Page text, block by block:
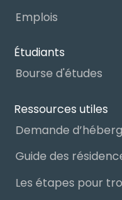
Emplois
Étudiants
Bourse d'études
Ressources utiles
Demande
Guide des